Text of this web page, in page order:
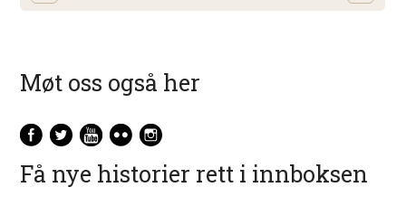
Møt oss også her
Få nye historier rett i innboksen